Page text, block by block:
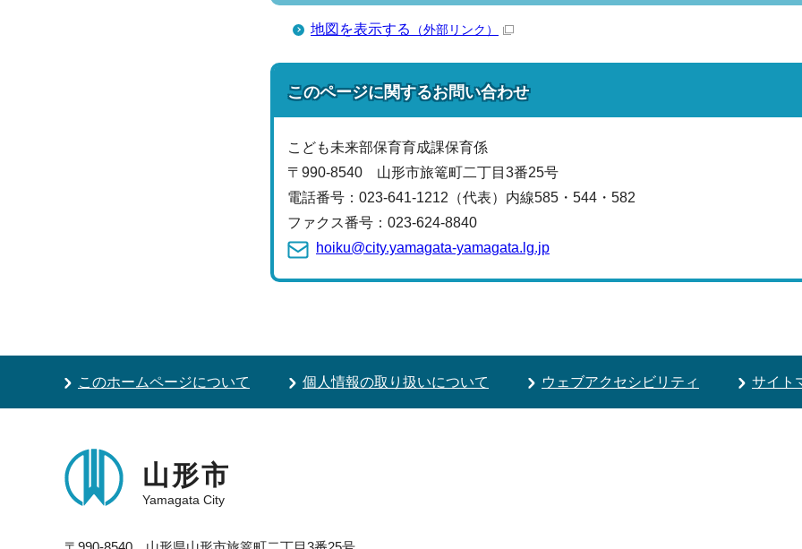
地図を表示する （外部リンク）
このページに関するお問い合わせ
こども未来部保育育成課保育係
〒990-8540 山形市旅篭町二丁目3番25号
電話番号： 023-641-1212（代表） 内線585・544・582
ファクス番号：023-624-8840
hoiku@city.yamagata-yamagata.lg.jp
このホームページについて 個人情報の取り扱いについて ウェブアクセシビリティ サイト
山形市
Yamagata City